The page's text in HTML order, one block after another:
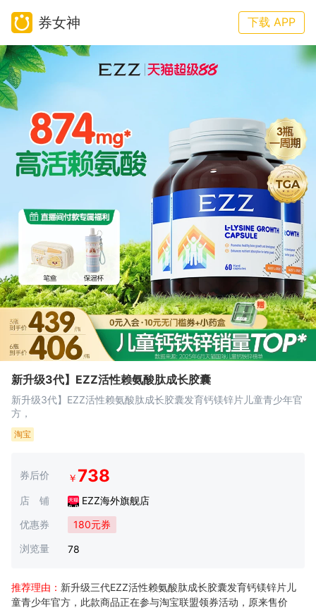
券女神 下载 APP
新升级3代】EZZ活性赖氨酸肽成长胶囊
新升级3代】EZZ活性赖氨酸肽成长胶囊发育钙镁锌片儿童青少年官
方，
淘宝
券后价 ￥ 738
店 铺
EZZ海外旗舰店
优惠券
180元券
浏览量
78
推荐理由： 新升级三代EZZ活性赖氨酸肽成长胶囊发育钙镁锌片儿
童青少年官方，此款商品正在参与淘宝联盟领券活动，原来售价